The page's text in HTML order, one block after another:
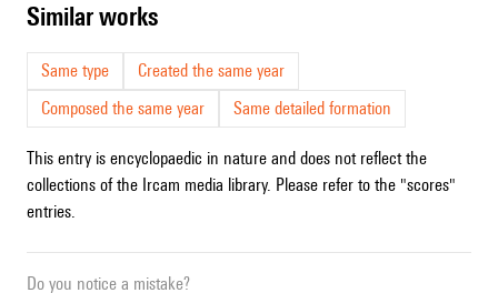
similar works
Same type
Created the same year
Composed the same year
Same detailed formation
This entry is encyclopaedic in nature and does not reflect the
collections of the Ircam media library. Please refer to the "scores"
entries.
Do you notice a mistake?